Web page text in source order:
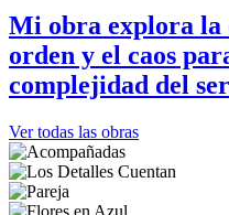
Mi obra explora la
orden y el caos
complejidad del
Ver todas las obras